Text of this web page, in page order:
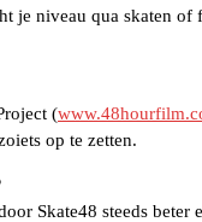
je niveau qua skaten
(
op te zetten.
Skate48 steeds